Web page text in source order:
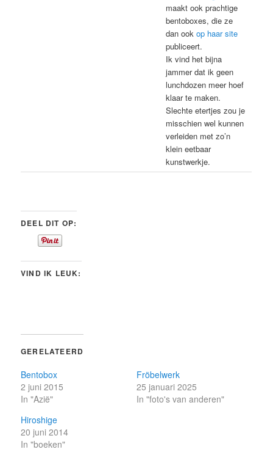
maakt ook prachtige
bentoboxes, die ze
dan ookop haar site
publiceert.
Ik vind het bijna
jammer dat ik geen
lunchdozen meer hoef
klaar te maken.
Slechte etertjes zou je
misschien wel kunnen
verleiden met zo’n
klein eetbaar
kunstwerkje.
DEEL DIT OP:
VIND IK LEUK:
GERELATEERD
Bentobox
2 juni 2015
In "Azië"
Fröbelwerk
25 januari 2025
In "foto's van anderen"
Hiroshige
20 juni 2014
In "boeken"